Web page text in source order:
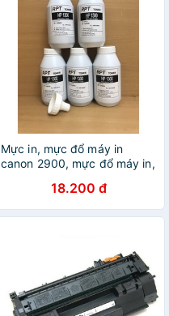
Mực in, mực đổ máy in
canon 2900, mực đổ máy in,
hiệu RPT 140g18.200 đ